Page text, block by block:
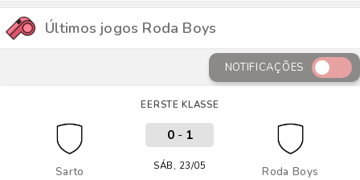
Últimos jogos Roda Boys
NOTIFICAÇÕES
EERSTE KLASSE
Sarto Roda Boys
0- 1
SÁB, 23/05